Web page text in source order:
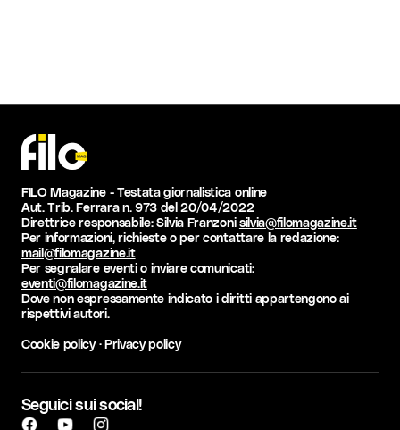
FILO Magazine - Testata giornalistica online
Aut. Trib. Ferrara n. 973 del 20/04/2022
Direttrice responsabile: Silvia Franzonisilvia@filomagazine.it
Per informazioni, richieste o per contattare la redazione:
mail@filomagazine.it
Per segnalare eventi o inviare comunicati:
eventi@filomagazine.it
Dove non espressamente indicato i diritti appartengono ai
rispettivi autori.
Cookie policy·Privacy policy
Seguici sui social!